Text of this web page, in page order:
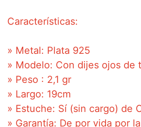
Características:
» Metal: Plata 925
» Modelo: Con dijes ojos de
» Peso : 2,1 gr
» Largo: 19cm
» Estuche: Sí (sin cargo) de
» Garantía: De por vida por